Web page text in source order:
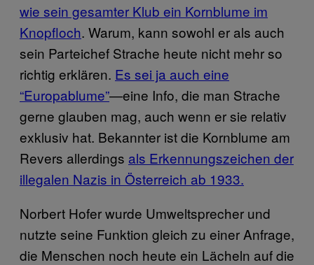
wie sein gesamter Klub ein Kornblume im
Knopfloch. Warum, kann sowohl er als auch
sein Parteichef Strache heute nicht mehr so
richtig erklären. Es sei ja auch eine
“Europablume”—eine Info, die man Strache
gerne glauben mag, auch wenn er sie relativ
exklusiv hat. Bekannter ist die Kornblume am
Revers allerdings als Erkennungszeichen der
illegalen Nazis in Österreich ab 1933.
Norbert Hofer wurde Umweltsprecher und
nutzte seine Funktion gleich zu einer Anfrage,
die Menschen noch heute ein Lächeln auf die